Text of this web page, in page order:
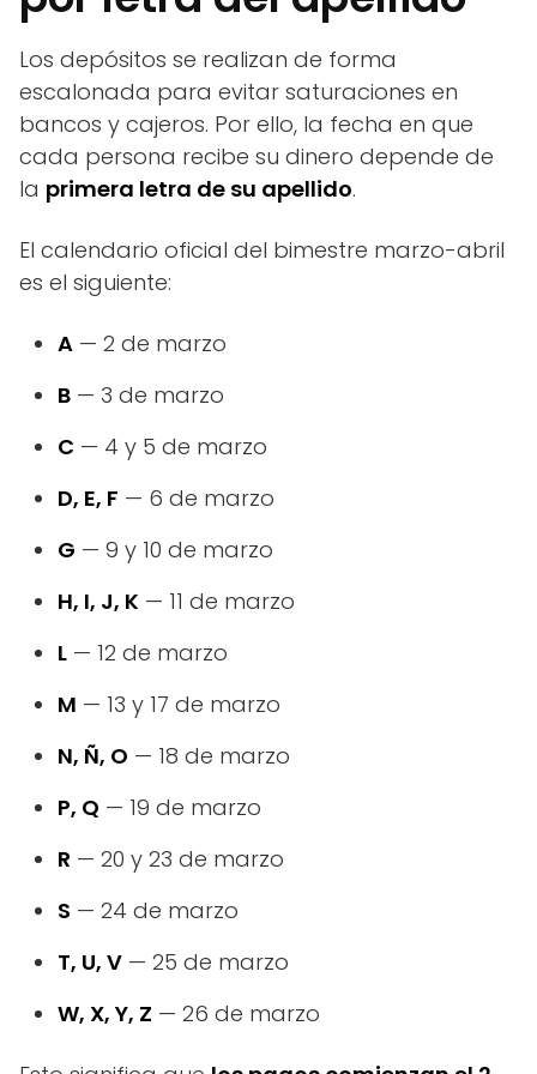
Los depósitos se realizan de forma
escalonada para evitar saturaciones en
bancos y cajeros. Por ello, la fecha en que
cada persona recibe su dinero depende de
la primera letra de su apellido.
El calendario oficial del bimestre marzo-abril
es el siguiente:
A — 2 de marzo
B — 3 de marzo
C — 4 y 5 de marzo
D, E, F — 6 de marzo
G — 9 y 10 de marzo
H, I, J, K — 11 de marzo
L — 12 de marzo
M — 13 y 17 de marzo
N, Ñ, O — 18 de marzo
P, Q — 19 de marzo
R — 20 y 23 de marzo
S — 24 de marzo
T, U, V — 25 de marzo
W, X, Y, Z — 26 de marzo